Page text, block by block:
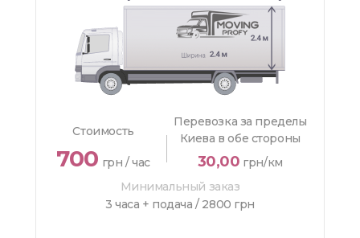
Стоимость
700 грн / час
Перевозка за пределы
Киева в обе стороны
30,00 грн/км
Минимальный заказ
3 часа + подача / 2800 грн